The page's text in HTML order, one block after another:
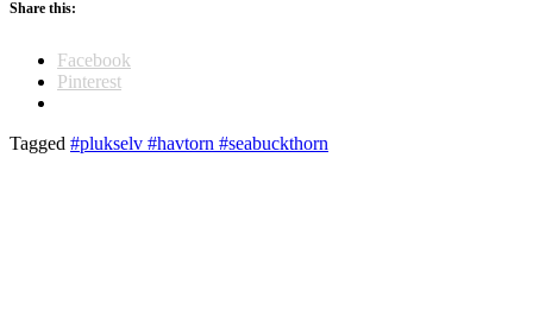
Share this:
Facebook
Pinterest
Tagged #plukselv #havtorn #seabuckthorn